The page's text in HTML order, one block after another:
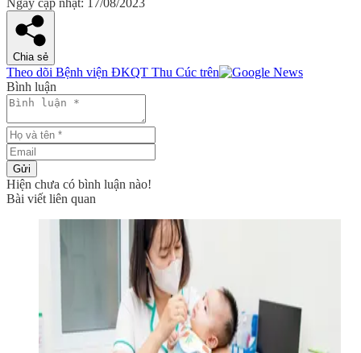
Ngày cập nhật: 17/08/2023
Chia sẻ
Theo dõi Bệnh viện ĐKQT Thu Cúc trên
Bình luận
Gửi
Hiện chưa có bình luận nào!
Bài viết liên quan